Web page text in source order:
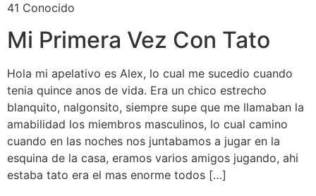
41 Conocido
Mi Primera Vez Con Tato
Hola mi apelativo es Alex, lo cual me sucedio cuando
tenia quince anos de vida. Era un chico estrecho
blanquito, nalgonsito, siempre supe que me llamaban la
amabilidad los miembros masculinos, lo cual camino
cuando en las noches nos juntabamos a jugar en la
esquina de la casa, eramos varios amigos jugando, ahi
estaba tato era el mas enorme todos […]